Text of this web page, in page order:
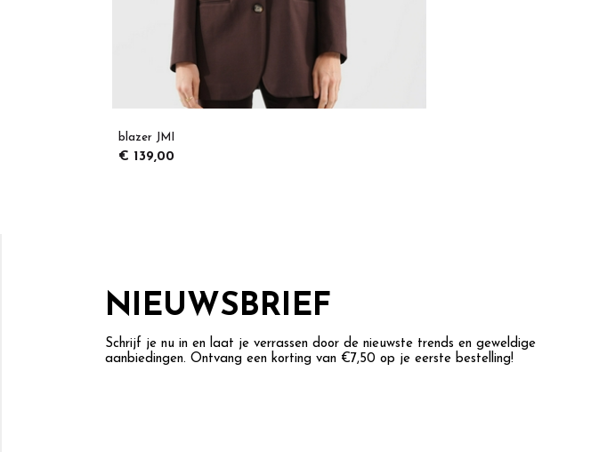
blazer JMI
€ 139,00
NIEUWSBRIEF
Schrijf je nu in en laat je verrassen door de nieuwste trends en geweldige
aanbiedingen. Ontvang een korting van €7,50 op je eerste bestelling!